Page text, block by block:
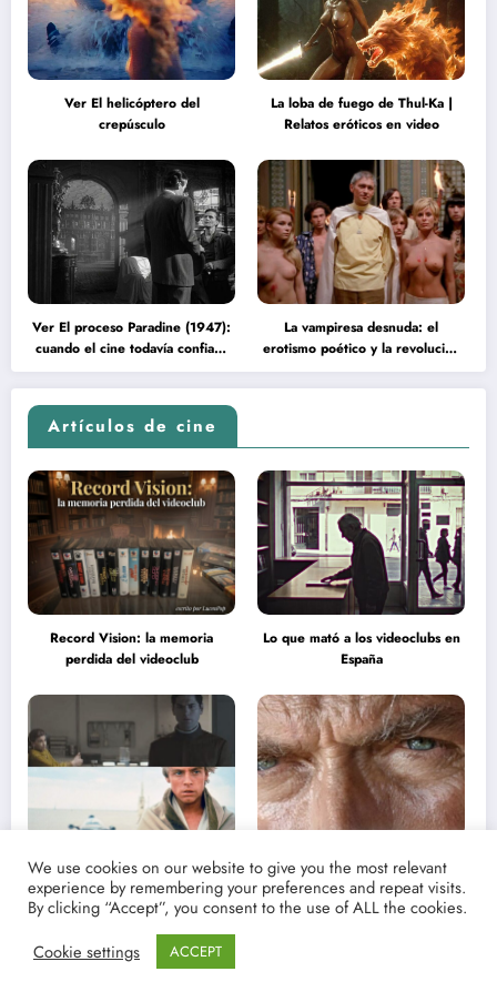
Ver El helicóptero del
crepúsculo
La loba de fuego de Thul-Ka |
Relatos eróticos en video
Ver El proceso Paradine (1947):
cuando el cine todavía confiaba
en la inteligencia del espectador
La vampiresa desnuda: el
erotismo poético y la revolución
psicodélica de Jean Rollin
Artículos de cine
Record Vision: la memoria
perdida del videoclub
Lo que mató a los videoclubs en
España
Elogio de la ingenuidad: en
defensa del relato puro
Los ojos de piedra y fuego: Clint
Eastwood
Erotismo y cine
We use cookies on our website to give you the most relevant
experience by remembering your preferences and repeat visits.
By clicking “Accept”, you consent to the use of ALL the cookies.
Cookie settings
ACCEPT